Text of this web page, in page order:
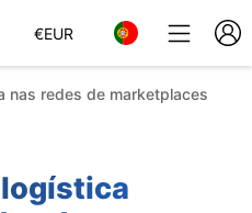
€EUR
nas redes de marketplaces